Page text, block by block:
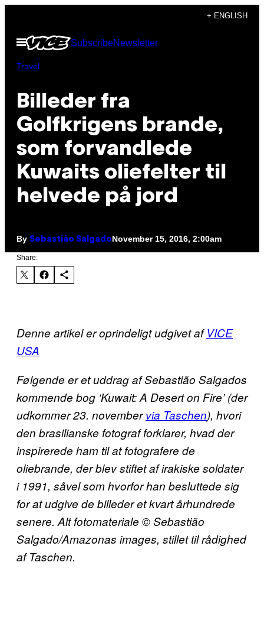
content
+ ENGLISH
Open
Menu
SubscribeNewsletter
Travel
​Billeder fra
Golfkrigens brande,
som forvandlede
Kuwaits oliefelter til
helvede på jord
By Sebastião SalgadoNovember 15, 2016, 2:00am
Share:
Denne artikel er oprindeligt udgivet afVICE
USA
Følgende er et uddrag af Sebastião Salgados
kommende bog ‘Kuwait: A Desert on Fire’ (der
udkommer 23. novembervia Taschen), hvori
den brasilianske fotograf forklarer, hvad der
inspirerede ham til at fotografere de
oliebrande, der blev stiftet af irakiske soldater
i 1991, såvel som hvorfor han besluttede sig
for at udgive de billeder et kvart århundrede
senere. Alt fotomateriale © Sebastião
Salgado/Amazonas images, stillet til rådighed
af Taschen.